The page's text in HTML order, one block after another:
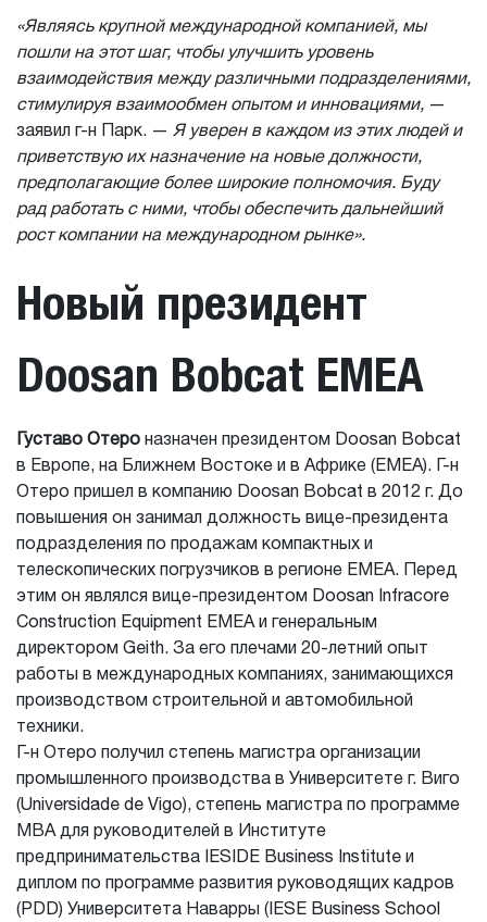
«Являясь крупной международной компанией, мы
пошли на этот шаг, чтобы улучшить уровень
взаимодействия между различными подразделениями,
стимулируя взаимообмен опытом и инновациями, —
заявил г-н Парк. — Я уверен в каждом из этих людей и
приветствую их назначение на новые должности,
предполагающие более широкие полномочия. Буду
рад работать с ними, чтобы обеспечить дальнейший
рост компании на международном рынке».
Новый президент
Doosan Bobcat EMEA
Густаво Отеро назначен президентом Doosan Bobcat
в Европе, на Ближнем Востоке и в Африке (EMEA). Г-н
Отеро пришел в компанию Doosan Bobcat в 2012 г. До
повышения он занимал должность вице-президента
подразделения по продажам компактных и
телескопических погрузчиков в регионе EMEA. Перед
этим он являлся вице-президентом Doosan Infracore
Construction Equipment EMEA и генеральным
директором Geith. За его плечами 20-летний опыт
работы в международных компаниях, занимающихся
производством строительной и автомобильной
техники.
Г-н Отеро получил степень магистра организации
промышленного производства в Университете г. Виго
(Universidade de Vigo), степень магистра по программе
МВА для руководителей в Институте
предпринимательства IESIDE Business Institute и
диплом по программе развития руководящих кадров
(PDD) Университета Наварры (IESE Business School